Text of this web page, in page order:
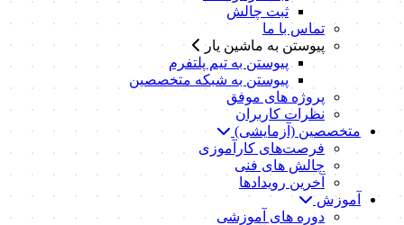
ثبت چالش
تماس با ما
پیوستن به ماشین یار
پیوستن به تیم پلتفرم
پیوستن به شبکه متخصصین
پروژه های موفق
نظرات کاربران
متخصصین (آزمایشی)
فرصت‌های کارآموزی
چالش های فنی
آخرین رویدادها
آموزش
دوره های آموزشی